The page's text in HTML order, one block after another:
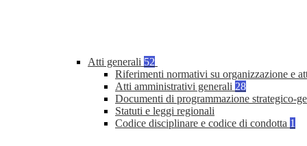
Atti generali 52
Riferimenti normativi su organizzazione e
Atti amministrativi generali 28
Documenti di programmazione strategico-
Statuti e leggi regionali
Codice disciplinare e codice di condotta 1